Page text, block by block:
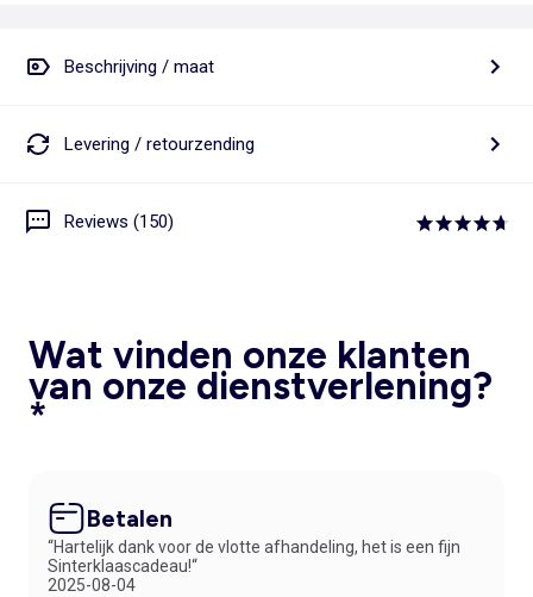
Beschrijving / maat
Levering / retourzending
Reviews (150)
Wat vinden onze klanten
van onze dienstverlening?
*
Betalen
“Hartelijk dank voor de vlotte afhandeling, het is een fijn
Sinterklaascadeau!“
2025-08-04